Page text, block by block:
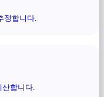
정합니다.
합니다.